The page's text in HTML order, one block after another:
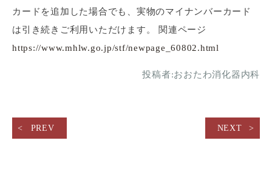
カードを追加した場合でも、実物のマイナンバーカード
は引き続きご利用いただけます。 関連ページ
https://www.mhlw.go.jp/stf/newpage_60802.html
投稿者:おおたわ消化器内科
PREV NEXT